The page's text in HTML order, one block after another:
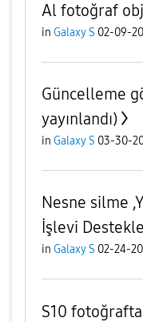
Al fotoğraf
in Galaxy S 02-09-
Güncelleme
yayınlandı)
in Galaxy S 03-30-
Nesne silme
İşlevi
in Galaxy S 02-24-
S10